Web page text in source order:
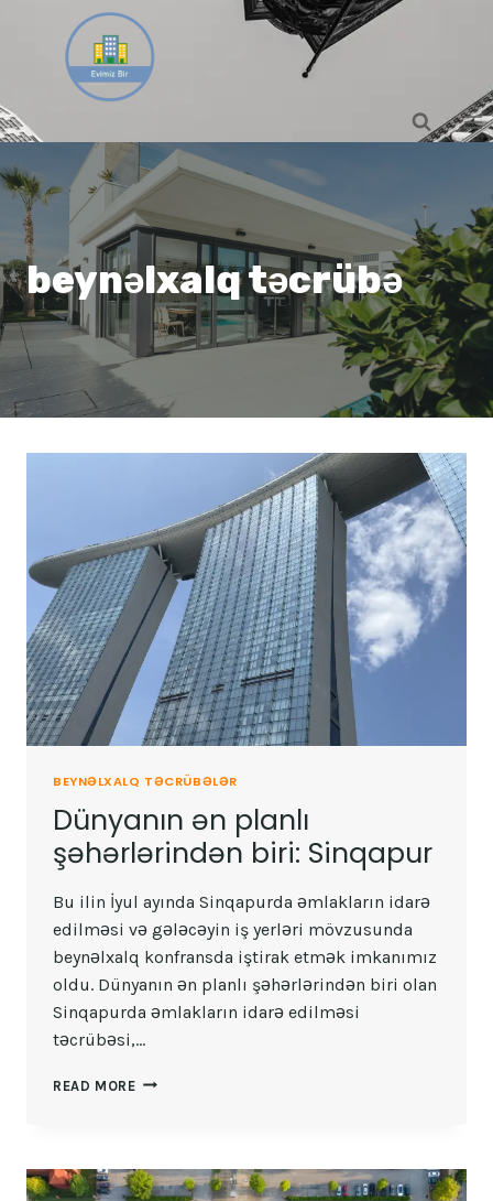
beynəlxalq təcrübə
BEYNƏLXALQ TƏCRÜBƏLƏR
Dünyanın ən planlı
şəhərlərindən biri: Sinqapur
Bu ilin İyul ayında Sinqapurda əmlakların idarə
edilməsi və gələcəyin iş yerləri mövzusunda
beynəlxalq konfransda iştirak etmək imkanımız
oldu. Dünyanın ən planlı şəhərlərindən biri olan
Sinqapurda əmlakların idarə edilməsi
təcrübəsi,…
READ MORE DÜNYANIN
BIRI:
SINQAPUR